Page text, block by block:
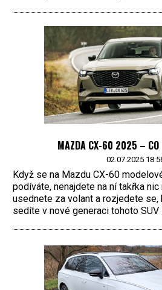
MAZDA CX-60 2025 – CO
02.07.2025
Když se na Mazdu CX-60
podíváte, nenajdete na ní takřka
usednete za volant a rozjedete
sedíte v nové generaci tohoto SUV